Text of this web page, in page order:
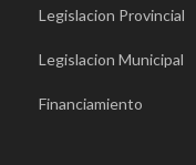
Legislacion Provincial
Legislacion Municipal
Financiamiento